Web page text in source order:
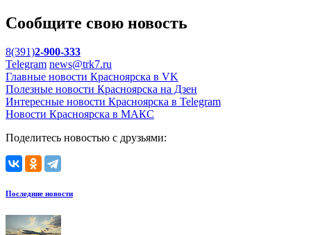
Сообщите свою новость
8(391)2-900-333
Telegram news@trk7.ru
Главные новости Красноярска в VK
Полезные новости Красноярска на Дзен
Интересные новости Красноярска в Telegram
Новости Красноярска в МАКС
Поделитесь новостью с друзьями:
Последние новости